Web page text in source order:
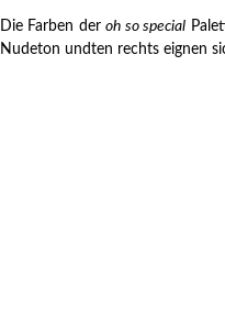
Die Farben deroh so special
Nudeton undten rechts eignen